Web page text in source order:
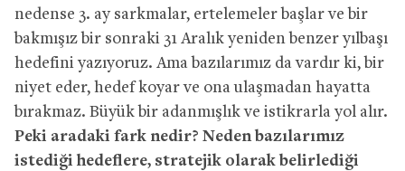
nedense 3. ay sarkmalar, ertelemeler başlar ve bir
bakmışız bir sonraki 31 Aralık yeniden benzer yılbaşı
hedefini yazıyoruz. Ama bazılarımız da vardır ki, bir
niyet eder, hedef koyar ve ona ulaşmadan hayatta
bırakmaz. Büyük bir adanmışlık ve istikrarla yol alır.
Peki aradaki fark nedir? Neden bazılarımız
istediği hedeflere, stratejik olarak belirlediği